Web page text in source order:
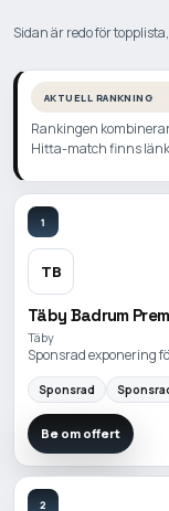
Sidan är redo för
AKTUELL RANKNING
Rankingen
Hitta-match finns
1
TB
Täby Badrum
Täby
Sponsrad exponering
Sponsrad
Be om offert
2